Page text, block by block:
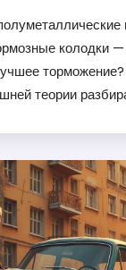
колодки
теории
условий, стиля
Находите
колодок и
поможет
чтобы спокойно